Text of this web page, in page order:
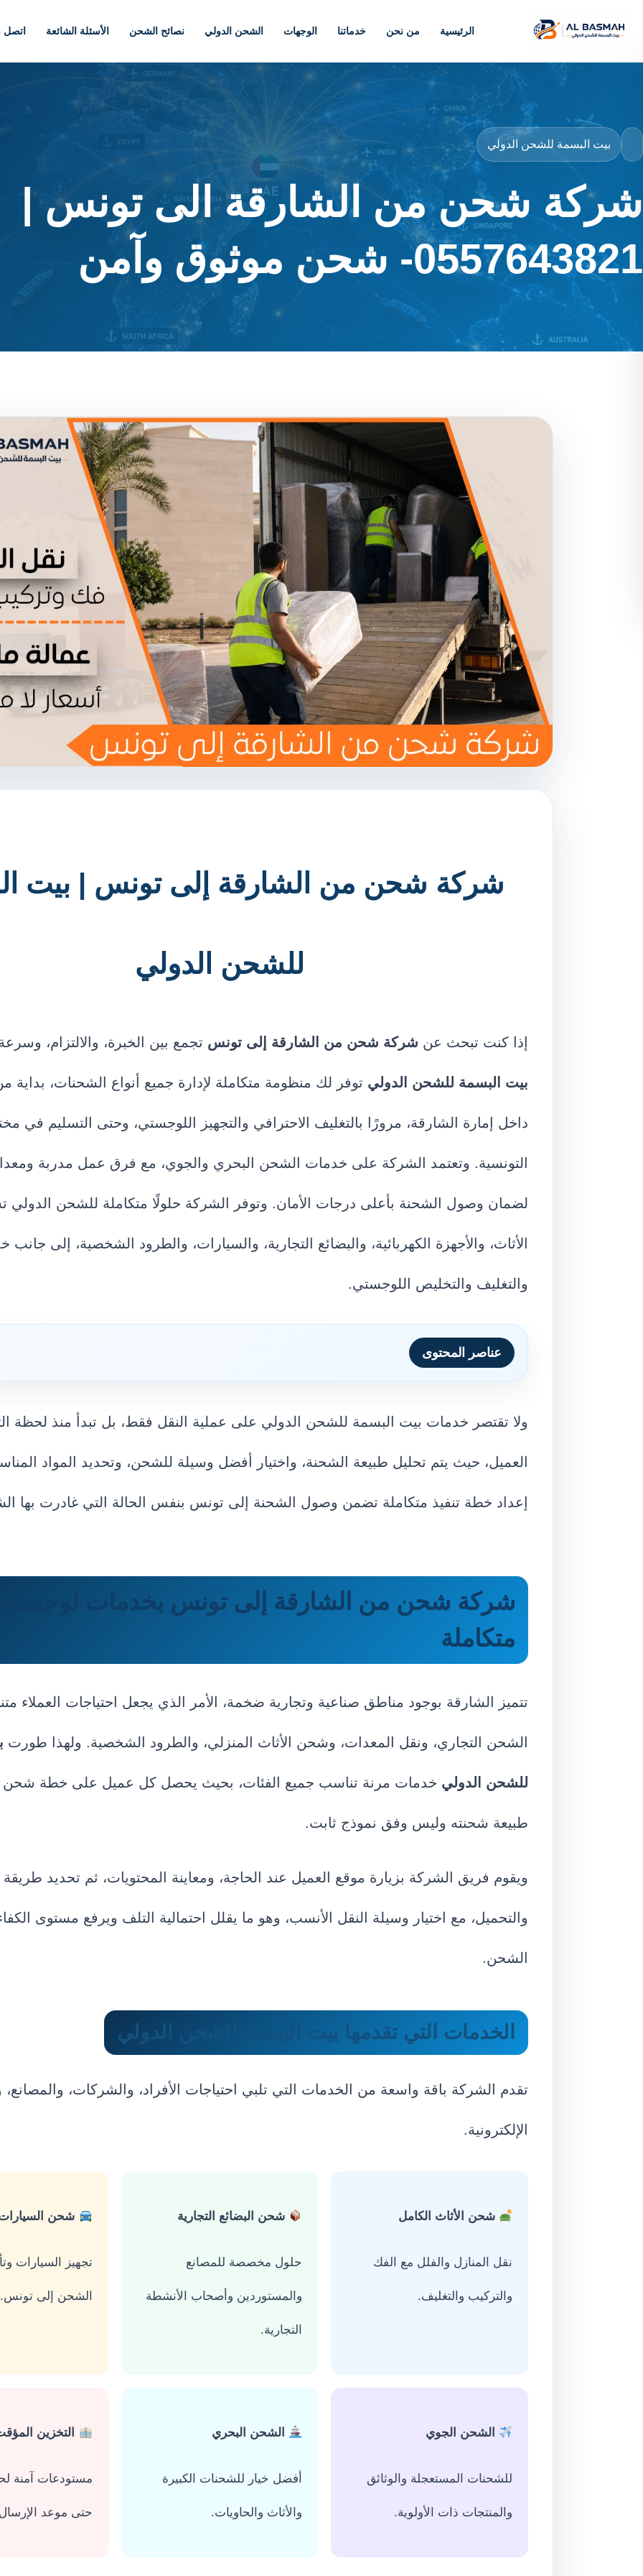
الرئيسية من نحن خدماتنا الوجهات الشحن الدولي نصائح الشحن الأسئلة الشائعة اتصل
بيت البسمة للشحن الدولي
شركة شحن من الشارقة الى تونس |
0557643821- شحن موثوق وآمن
شركة شحن من الشارقة إلى تونس | بيت
للشحن الدولي
إذا كنت تبحث عن شركة شحن من الشارقة إلى تونس تجمع بين الخبرة، والالتزام،
بيت البسمة للشحن الدولي توفر لك منظومة متكاملة لإدارة جميع أنواع الشحنات، بداية
داخل إمارة الشارقة، مرورًا بالتغليف الاحترافي والتجهيز اللوجستي، وحتى التسليم في
التونسية. وتعتمد الشركة على خدمات الشحن البحري والجوي، مع فرق عمل مدربة
لضمان وصول الشحنة بأعلى درجات الأمان. وتوفر الشركة حلولًا متكاملة للشحن
الأثاث، والأجهزة الكهربائية، والبضائع التجارية، والسيارات، والطرود الشخصية، إلى
والتغليف والتخليص اللوجستي.
عناصر المحتوى
ولا تقتصر خدمات بيت البسمة للشحن الدولي على عملية النقل فقط، بل تبدأ منذ لحظة
العميل، حيث يتم تحليل طبيعة الشحنة، واختيار أفضل وسيلة للشحن، وتحديد المواد
إعداد خطة تنفيذ متكاملة تضمن وصول الشحنة إلى تونس بنفس الحالة التي غادرت بها
شركة شحن من الشارقة إلى تونس بخدمات
متكاملة
تتميز الشارقة بوجود مناطق صناعية وتجارية ضخمة، الأمر الذي يجعل احتياجات العملاء
الشحن التجاري، ونقل المعدات، وشحن الأثاث المنزلي، والطرود الشخصية. ولهذا طورت
للشحن الدولي خدمات مرنة تناسب جميع الفئات، بحيث يحصل كل عميل على خطة
طبيعة شحنته وليس وفق نموذج ثابت.
ويقوم فريق الشركة بزيارة موقع العميل عند الحاجة، ومعاينة المحتويات، ثم تحديد
والتحميل، مع اختيار وسيلة النقل الأنسب، وهو ما يقلل احتمالية التلف ويرفع مستوى
الشحن.
الخدمات التي تقدمها بيت البسمة للشحن الدولي
تقدم الشركة باقة واسعة من الخدمات التي تلبي احتياجات الأفراد، والشركات، والمصانع،
الإلكترونية.
شحن الأثاث الكامل
نقل المنازل والفلل مع الفك
والتركيب والتغليف.
شحن البضائع التجارية
حلول مخصصة للمصانع
والمستوردين وأصحاب الأنشطة
التجارية.
شحن
تجهيز السيارات
الشحن إلى تونس.
الشحن الجوي
للشحنات المستعجلة والوثائق
والمنتجات ذات الأولوية.
الشحن البحري
أفضل خيار للشحنات الكبيرة
والأثاث والحاويات.
التخزين
مستودعات آمنة
حتى موعد